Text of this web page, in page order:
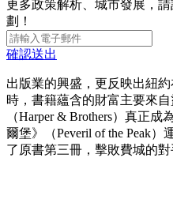
更多政策解析、城市發展，
劃！
確認送出
出版業的興盛，更反映出紐
時，書籍蘊含的財富主要來
（Harper & Brothers）真正
爾堡》（Peveril of the Peak
了原書第三冊，擊敗費城的對